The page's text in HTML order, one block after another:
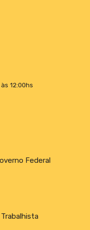
12:00hs
Federal